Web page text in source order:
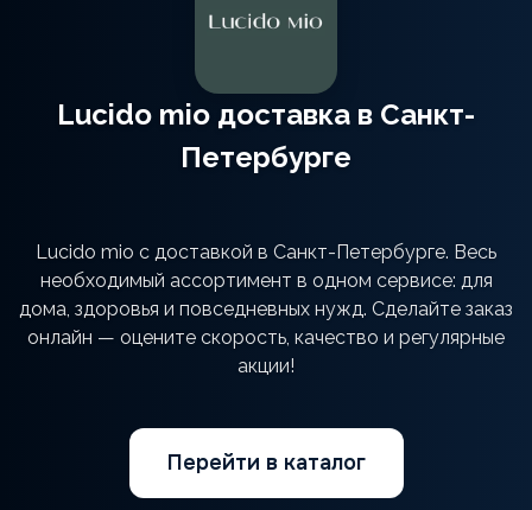
Lucido mio доставка в Санкт-
Петербурге
Lucido mio с доставкой в Санкт-Петербурге. Весь
необходимый ассортимент в одном сервисе: для
дома, здоровья и повседневных нужд. Сделайте заказ
онлайн — оцените скорость, качество и регулярные
акции!
Перейти в каталог